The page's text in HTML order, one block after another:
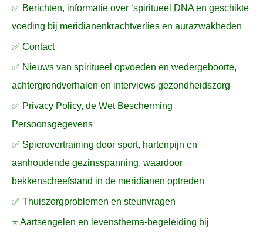
✅ Berichten, informatie over ‘spiritueel DNA en geschikte
voeding bij meridianenkrachtverlies en aurazwakheden
✅ Contact
✅ Nieuws van spiritueel opvoeden en wedergeboorte,
achtergrondverhalen en interviews gezondheidszorg
✅ Privacy Policy, de Wet Bescherming
Persoonsgegevens
✅ Spierovertraining door sport, hartenpijn en
aanhoudende gezinsspanning, waardoor
bekkenscheefstand in de meridianen optreden
✅ Thuiszorgproblemen en steunvragen
⭐ Aartsengelen en levensthema-begeleiding bij